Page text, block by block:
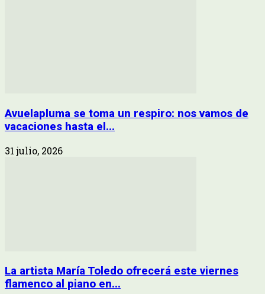
Avuelapluma se toma un respiro: nos vamos de
vacaciones hasta el...
31 julio, 2026
La artista María Toledo ofrecerá este viernes
flamenco al piano en...